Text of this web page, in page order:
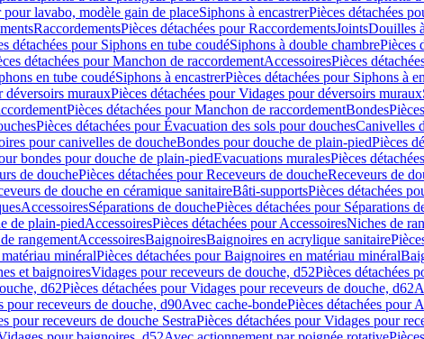
lavabo, modèle gain de placeSiphons à encastrerPièces détachées
RaccordementsPièces détachées pour RaccordementsJointsDouilles
détachées pour Siphons en tube coudéSiphons à double chambrePièces
détachées pour Manchon de raccordementAccessoiresPièces
en tube coudéSiphons à encastrerPièces détachées pour Siphons à
déversoirs murauxPièces détachées pour Vidages pour déversoirs muraux
Pièces détachées pour Manchon de raccordementBondes
Pièces détachées pour Évacuation des sols pour douchesCanivelles
pour canivelles de doucheBondes pour douche de plain-piedPièces
bondes pour douche de plain-piedEvacuations muralesPièces
de douchePièces détachées pour Receveurs de doucheReceveurs de
de douche en céramique sanitaireBâti-supportsPièces détachées
AccessoiresSéparations de douchePièces détachées pour Séparations
de plain-piedAccessoiresPièces détachées pour AccessoiresNiches de
rangementAccessoiresBaignoiresBaignoires en acrylique sanitaire
minéralPièces détachées pour Baignoires en matériau minéral
et baignoiresVidages pour receveurs de douche, d52Pièces détachées
d62Pièces détachées pour Vidages pour receveurs de douche, d62
pour receveurs de douche, d90Avec cache-bondePièces détachées pour
pour receveurs de douche SestraPièces détachées pour Vidages pour